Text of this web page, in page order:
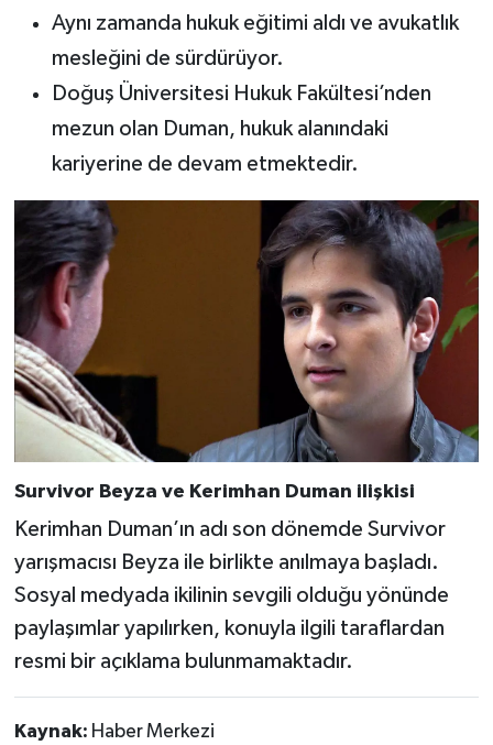
Aynı zamanda hukuk eğitimi aldı ve avukatlık
mesleğini de sürdürüyor.
Doğuş Üniversitesi Hukuk Fakültesi’nden
mezun olan Duman, hukuk alanındaki
kariyerine de devam etmektedir.
Survivor Beyza ve Kerimhan Duman ilişkisi
Kerimhan Duman’ın adı son dönemde Survivor
yarışmacısı Beyza ile birlikte anılmaya başladı.
Sosyal medyada ikilinin sevgili olduğu yönünde
paylaşımlar yapılırken, konuyla ilgili taraflardan
resmi bir açıklama bulunmamaktadır.
Kaynak: Haber Merkezi